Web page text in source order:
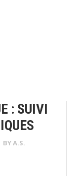
: SUIVI
BYA.S.